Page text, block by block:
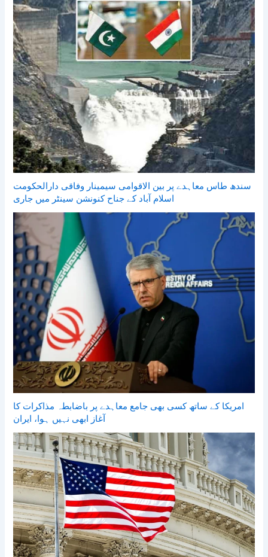
سندھ طاس معاہدے پر بین الاقوامی سیمینار وفاقی دارالحکومت
اسلام آباد کے جناح کنونشن سینٹر میں جاری
امریکا کے ساتھ کسی بھی جامع معاہدے پر باضابطہ مذاکرات کا
آغاز ابھی نہیں ہوا، ایران